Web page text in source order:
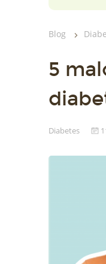
Blog
5
Diabetes